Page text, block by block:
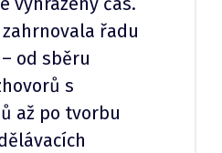
řadu
od sběru
s
až po tvorbu